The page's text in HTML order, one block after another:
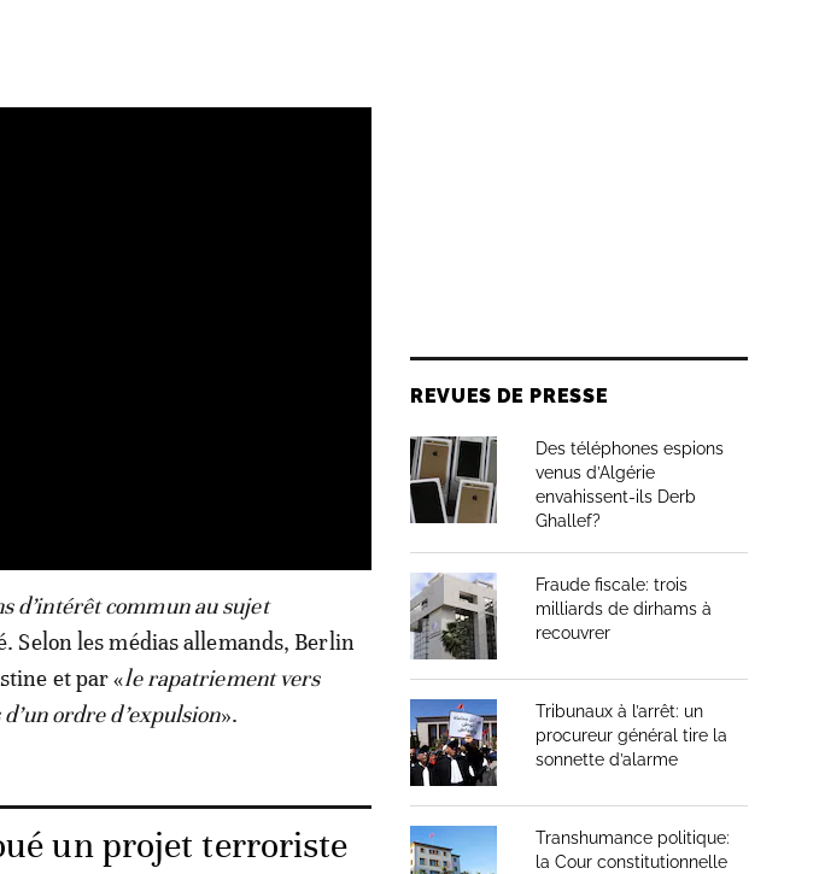
d’intérêt commun au sujet
Selon les médias allemands, Berlin
et par «le rapatriement vers
ordre d’expulsion».
un projet terroriste
REVUES DE PRESSE
Des téléphones espions
venus d’Algérie
envahissent-ils Derb
Ghallef?
Fraude fiscale: trois
milliards de dirhams à
recouvrer
Tribunaux à l’arrêt: un
procureur général tire la
sonnette d’alarme
Transhumance politique:
la Cour constitutionnelle